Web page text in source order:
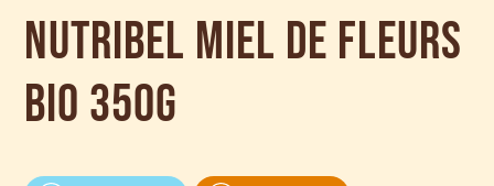
Nutribel Miel de fleurs
bio 350g